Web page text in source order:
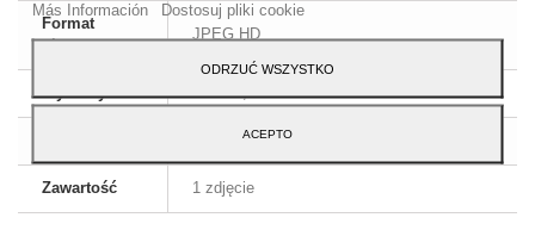
Format
obrazu
JPEG HD
Wymiary A4 - 29,7 x 21 cm
Francuski
Zawartość 1 zdjęcie
Más Información
Dostosuj pliki cookie
ODRZUĆ WSZYSTKO
ACEPTO